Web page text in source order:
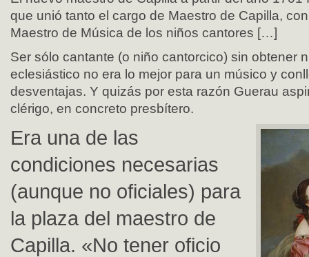
que unió tanto el cargo de Maestro de Capilla,
Maestro de Música de los niños cantores […]
Ser sólo cantante (o niño cantorcico) sin obtener
eclesiástico no era lo mejor para un músico y
desventajas. Y quizás por esta razón Guerau
clérigo, en concreto presbítero.
Era una de las
condiciones necesarias
(aunque no oficiales) para
la plaza del maestro de
Capilla. «No tener oficio